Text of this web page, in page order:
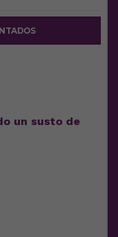
un susto de